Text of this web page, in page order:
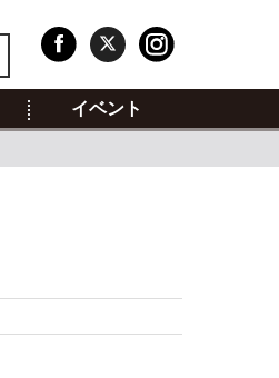
イベント